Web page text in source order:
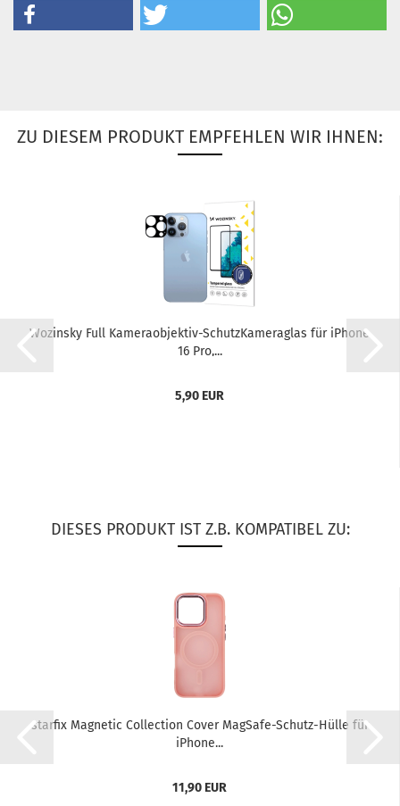
ZU DIESEM PRODUKT EMPFEHLEN WIR IHNEN:
Wo­zin­sky Full Kameraobjektiv-​​Schutz­Ka­me­ra­glas für iPho­ne
16 Pro,...
5,90 EUR
DIESES PRODUKT IST Z.B. KOMPATIBEL ZU:
star­fix Ma­gne­tic Coll­ec­tion Cover MagSafe-​​Schutz-​Hülle für
iPho­ne...
11,90 EUR